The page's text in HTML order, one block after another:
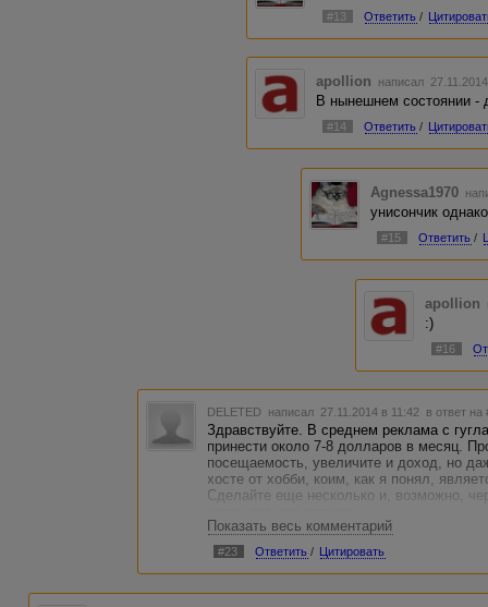
#13 Ответить /
apollion написал
В нынешнем состоянии -
#14 Ответить /
Agnessa1970
унисончик
#15 Ответить /
apollion
:)
#16
DELETED написал 27.11.2014 в 11:42 в ответ на
Здравствуйте. В среднем реклама с
принести около 7-8 долларов в месяц.
посещаемость, увеличите и доход, но
хосте от хобби, коим, как я понял,
Сделайте еще несколько и, возможно,
Показать весь комментарий
#23 Ответить / Цитировать